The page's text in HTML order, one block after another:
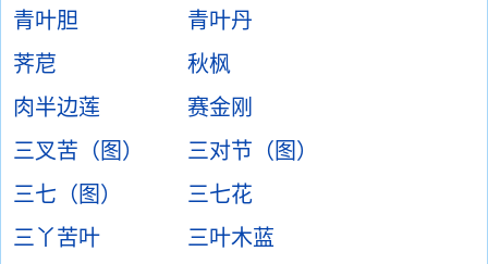
青叶胆
青叶丹
荠苨
秋枫
肉半边莲
赛金刚
三叉苦（图）
三对节（图）
三七（图）
三七花
三丫苦叶
三叶木蓝